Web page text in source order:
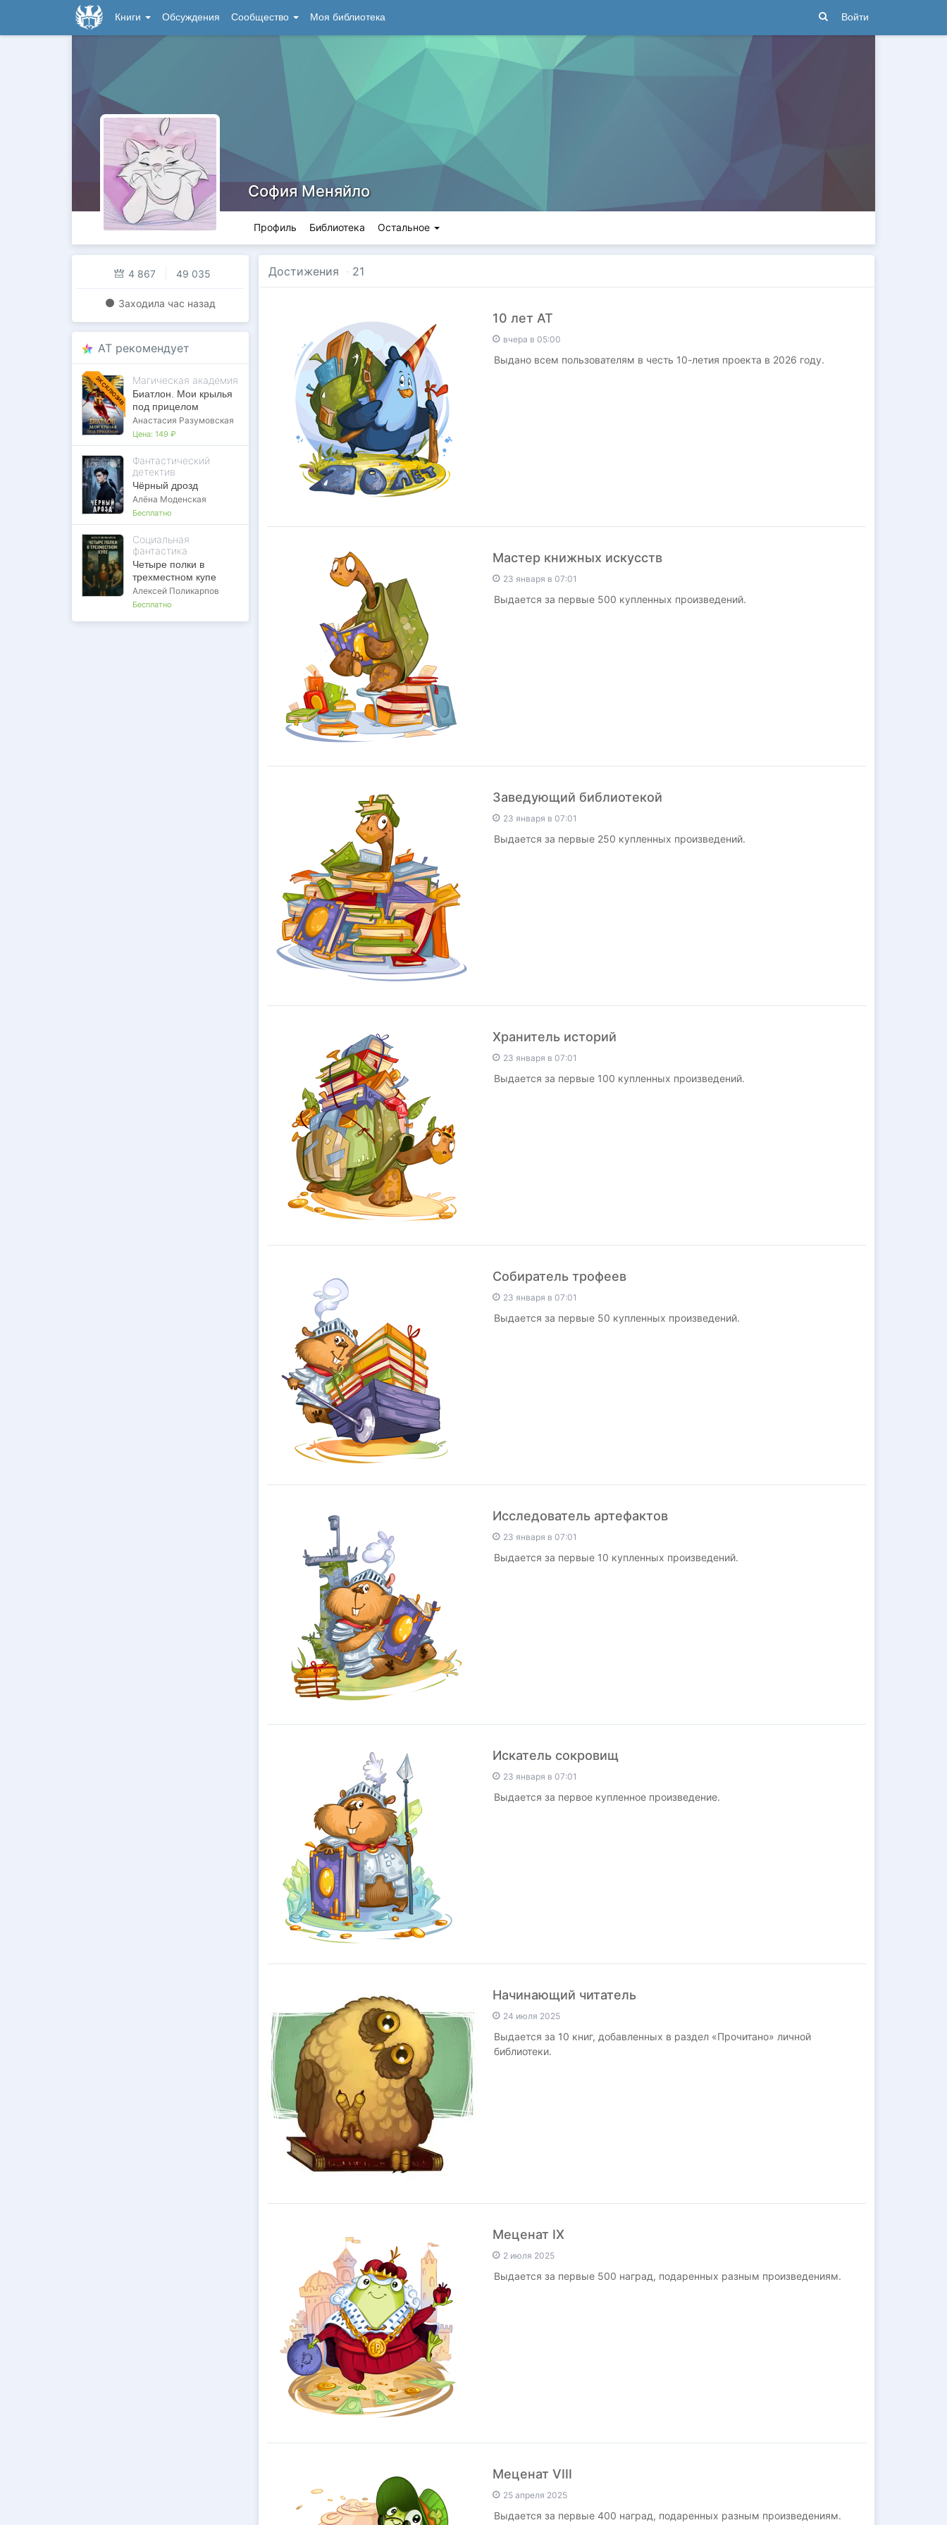
Книги Обсуждения Сообщество Моя библиотека Войти
София Меняйло
Профиль Библиотека Остальное
4 867 49 035
Заходилa час назад
AT рекомендует
ЭКСКЛЮЗИВ Магическая академия
Биатлон. Мои крылья
под прицелом
Анастасия Разумовская
Цена: 149 ₽
Фантастический
детектив
Чёрный дрозд
Алёна Моденская
Бесплатно
Социальная
фантастика
Четыре полки в
трехместном купе
Алексей Поликарпов
Бесплатно
Достижения · 21
10 лет АТ
вчера в 05:00
Выдано всем пользователям в честь 10-летия проекта в 2026 году.
Мастер книжных искусств
23 января в 07:01
Выдается за первые 500 купленных произведений.
Заведующий библиотекой
23 января в 07:01
Выдается за первые 250 купленных произведений.
Хранитель историй
23 января в 07:01
Выдается за первые 100 купленных произведений.
Собиратель трофеев
23 января в 07:01
Выдается за первые 50 купленных произведений.
Исследователь артефактов
23 января в 07:01
Выдается за первые 10 купленных произведений.
Искатель сокровищ
23 января в 07:01
Выдается за первое купленное произведение.
Начинающий читатель
24 июля 2025
Выдается за 10 книг, добавленных в раздел «Прочитано» личной
библиотеки.
Меценат IX
2 июля 2025
Выдается за первые 500 наград, подаренных разным произведениям.
Меценат VIII
25 апреля 2025
Выдается за первые 400 наград, подаренных разным произведениям.